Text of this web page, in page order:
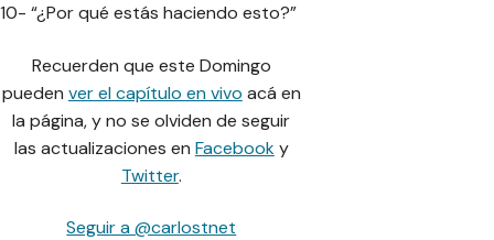
10- “¿Por qué estás haciendo esto?”
Recuerden que este Domingo
pueden ver el capítulo en vivo acá en
la página, y no se olviden de seguir
las actualizaciones en Facebooky
Twitter.
Seguir a @carlostnet